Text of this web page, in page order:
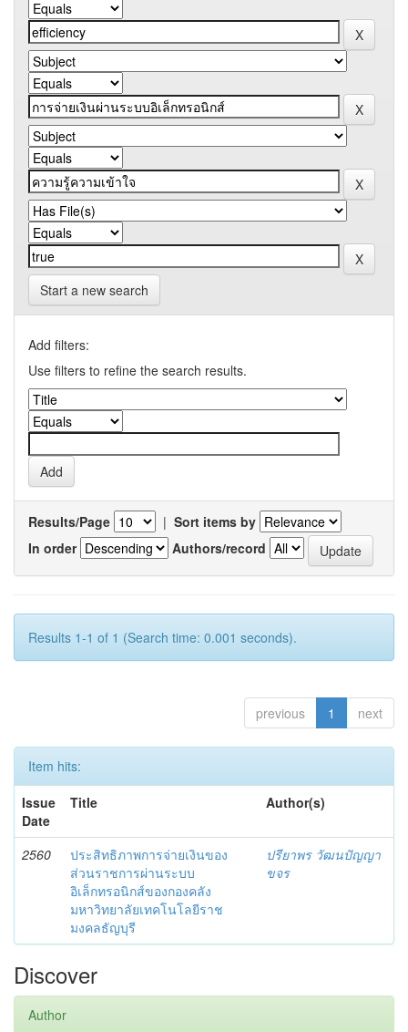
Start a new search
Add filters:
Use filters to refine the search results.
Results/Page | Sort items by
In order
Authors/record
Results 1-1 of 1 (Search time: 0.001 seconds).
previous 1 next
Item hits:
Issue
Date
Title Author(s)
2560
ประสิทธิภาพการจ่ายเงินของ
ส่วนราชการผ่านระบบ
อิเล็กทรอนิกส์ของกองคลัง
มหาวิทยาลัยเทคโนโลยีราช
มงคลธัญบุรี
ปรียาพร วัฒนปัญญา
ขจร
Discover
Author